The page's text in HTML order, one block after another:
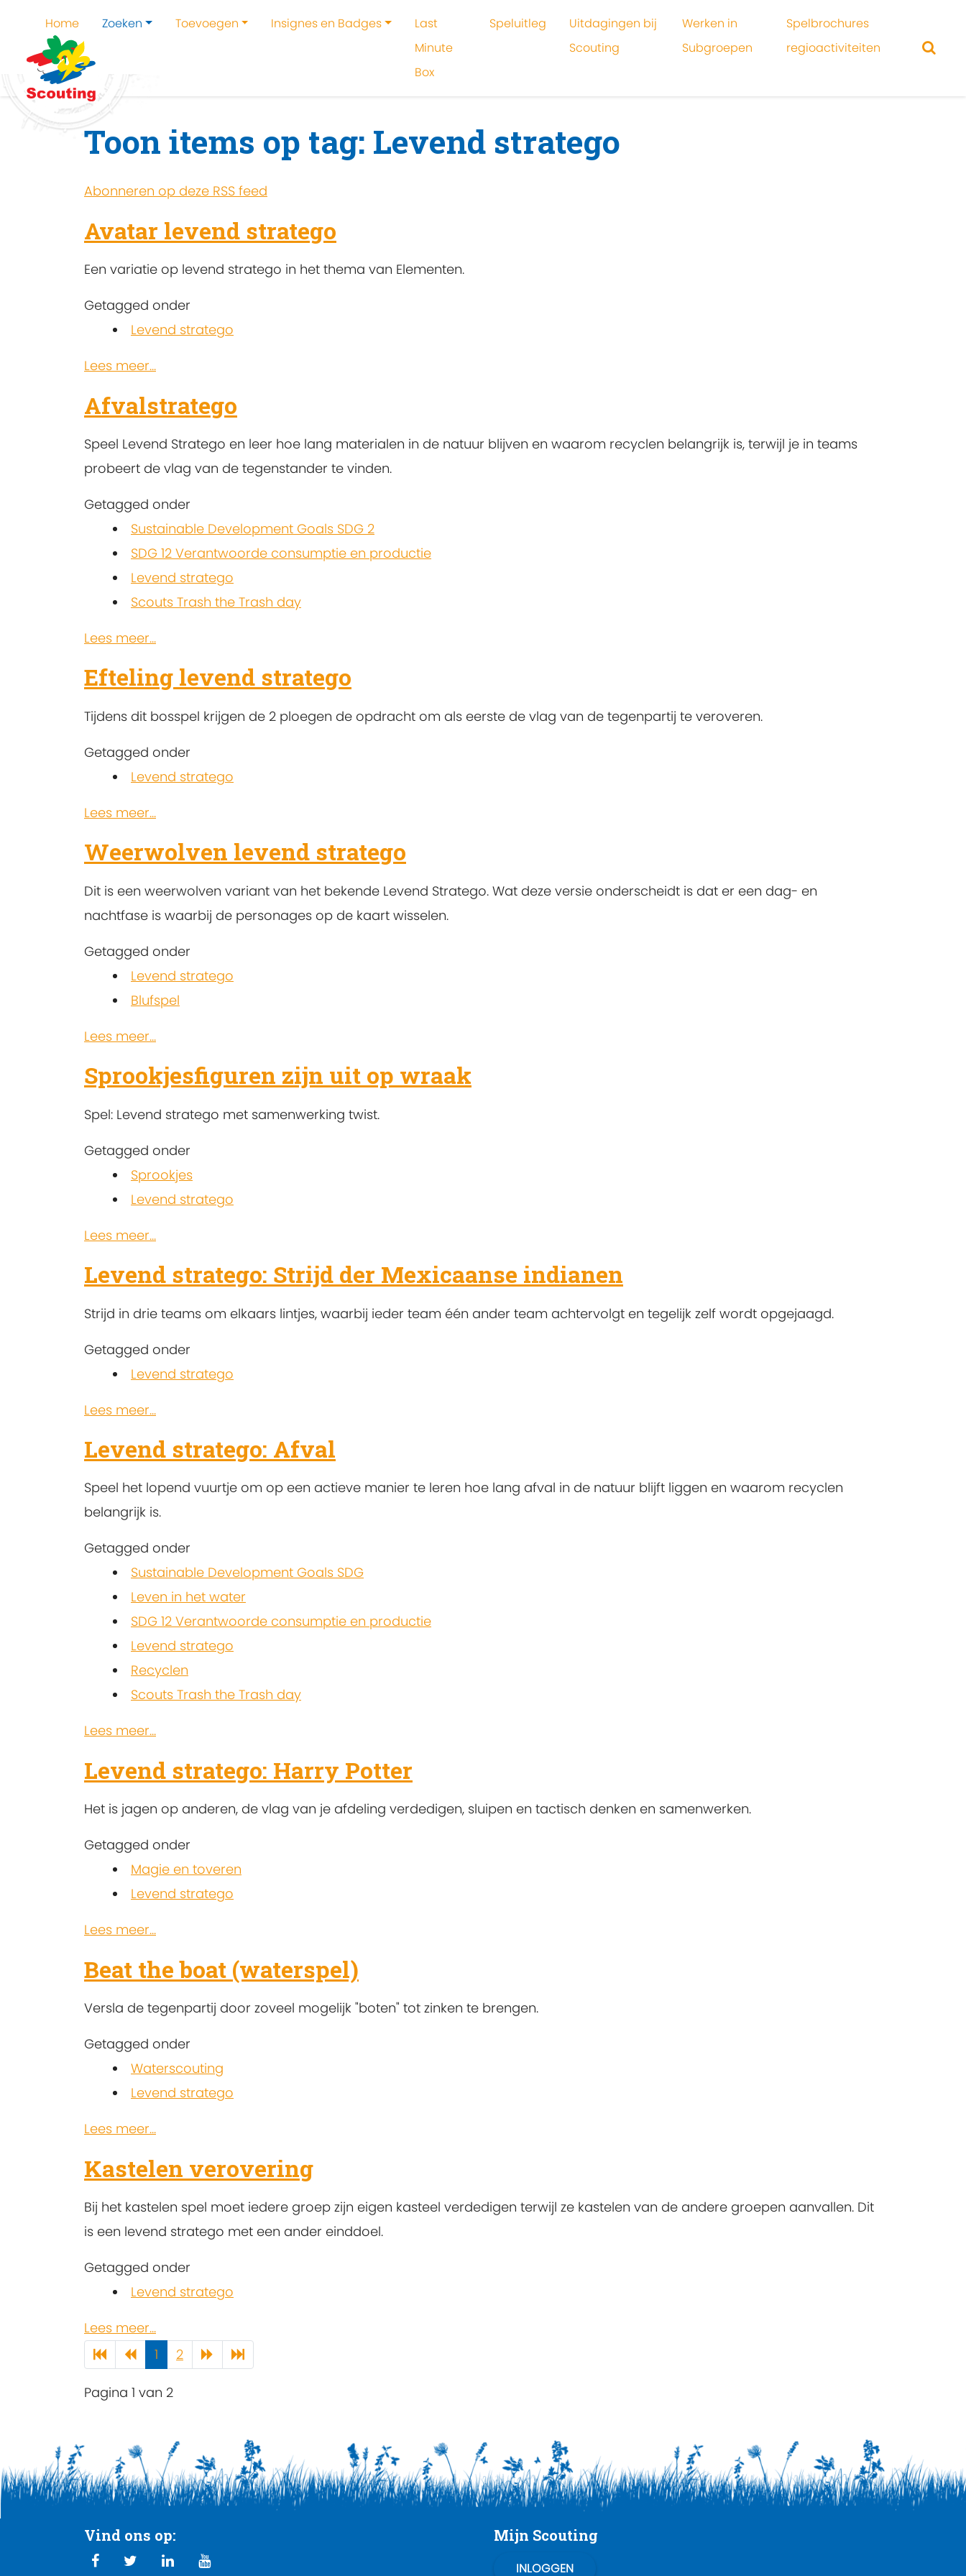
Home Zoeken Toevoegen Insignes en Badges
Last
Minute
Box
Speluitleg
Uitdagingen bij
Scouting
Werken in
Subgroepen
Spelbrochures
regioactiviteiten
Home Levend stratego
Toon items op tag: Levend stratego
Abonneren op deze RSS feed
Avatar levend stratego
Een variatie op levend stratego in het thema van Elementen.
Getagged onder
Levend stratego
Lees meer...
Afvalstratego
Speel Levend Stratego en leer hoe lang materialen in de natuur blijven en waarom recyclen belangrijk is, terwijl je in teams
probeert de vlag van de tegenstander te vinden.
Getagged onder
Sustainable Development Goals SDG 2
SDG 12 Verantwoorde consumptie en productie
Levend stratego
Scouts Trash the Trash day
Lees meer...
Efteling levend stratego
Tijdens dit bosspel krijgen de 2 ploegen de opdracht om als eerste de vlag van de tegenpartij te veroveren.
Getagged onder
Levend stratego
Lees meer...
Weerwolven levend stratego
Dit is een weerwolven variant van het bekende Levend Stratego. Wat deze versie onderscheidt is dat er een dag- en
nachtfase is waarbij de personages op de kaart wisselen.
Getagged onder
Levend stratego
Blufspel
Lees meer...
Sprookjesfiguren zijn uit op wraak
Spel: Levend stratego met samenwerking twist.
Getagged onder
Sprookjes
Levend stratego
Lees meer...
Levend stratego: Strijd der Mexicaanse indianen
Strijd in drie teams om elkaars lintjes, waarbij ieder team één ander team achtervolgt en tegelijk zelf wordt opgejaagd.
Getagged onder
Levend stratego
Lees meer...
Levend stratego: Afval
Speel het lopend vuurtje om op een actieve manier te leren hoe lang afval in de natuur blijft liggen en waarom recyclen
belangrijk is.
Getagged onder
Sustainable Development Goals SDG
Leven in het water
SDG 12 Verantwoorde consumptie en productie
Levend stratego
Recyclen
Scouts Trash the Trash day
Lees meer...
Levend stratego: Harry Potter
Het is jagen op anderen, de vlag van je afdeling verdedigen, sluipen en tactisch denken en samenwerken.
Getagged onder
Magie en toveren
Levend stratego
Lees meer...
Beat the boat (waterspel)
Versla de tegenpartij door zoveel mogelijk "boten" tot zinken te brengen.
Getagged onder
Waterscouting
Levend stratego
Lees meer...
Kastelen verovering
Bij het kastelen spel moet iedere groep zijn eigen kasteel verdedigen terwijl ze kastelen van de andere groepen aanvallen. Dit
is een levend stratego met een ander einddoel.
Getagged onder
Levend stratego
Lees meer...
1
2
Pagina 1 van 2
Vind ons op: Mijn Scouting